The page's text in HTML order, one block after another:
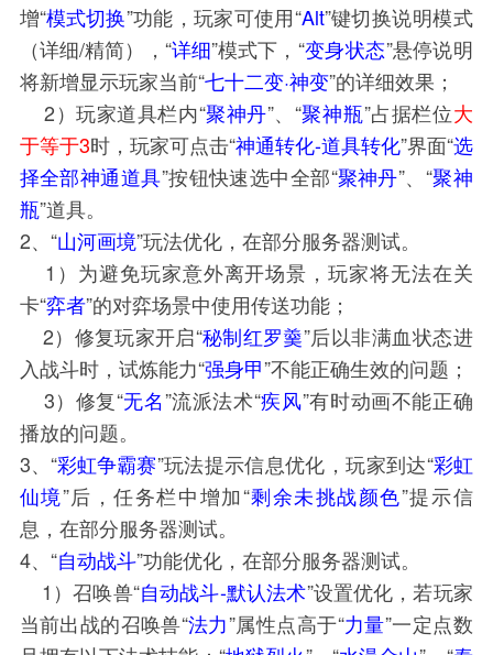
增“模式切换”功能，玩家可使用“Alt”键切换说明模式
（详细/精简），“详细”模式下，“变身状态”悬停说明
将新增显示玩家当前“七十二变·神变”的详细效果；
2）玩家道具栏内“聚神丹”、“聚神瓶”占据栏位大
于等于3时，玩家可点击“神通转化-道具转化”界面“选
择全部神通道具”按钮快速选中全部“聚神丹”、“聚神
瓶”道具。
2、“山河画境”玩法优化，在部分服务器测试。
1）为避免玩家意外离开场景，玩家将无法在关
卡“弈者”的对弈场景中使用传送功能；
2）修复玩家开启“秘制红罗羹”后以非满血状态进
入战斗时，试炼能力“强身甲”不能正确生效的问题；
3）修复“无名”流派法术“疾风”有时动画不能正确
播放的问题。
3、“彩虹争霸赛”玩法提示信息优化，玩家到达“彩虹
仙境”后，任务栏中增加“剩余未挑战颜色”提示信
息，在部分服务器测试。
4、“自动战斗”功能优化，在部分服务器测试。
1）召唤兽“自动战斗-默认法术”设置优化，若玩家
当前出战的召唤兽“法力”属性点高于“力量”一定点数